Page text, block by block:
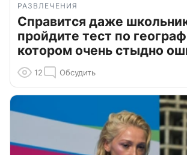
РАЗВЛЕЧЕНИЯ
Справится даже
пройдите тест по
котором очень стыдно
12 Обсудить